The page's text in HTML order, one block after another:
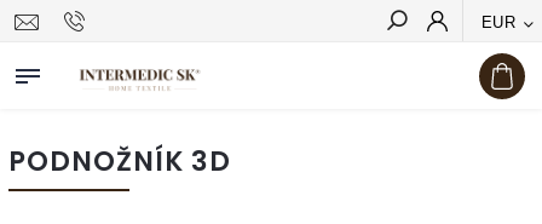
EUR
Hľadať
PODNOŽNÍK 3D